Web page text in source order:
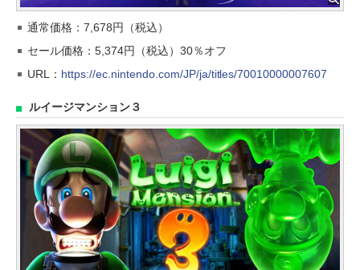
通常価格：7,678円（税込）
セール価格：5,374円（税込）30％オフ
URL： https://ec.nintendo.com/JP/ja/titles/70010000007607
ルイージマンション３